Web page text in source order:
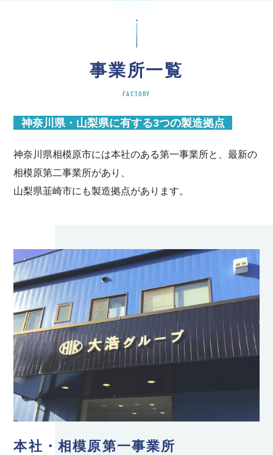
事業所一覧
FACTORY
神奈川県・山梨県に有する3つの製造拠点
神奈川県相模原市には本社のある第一事業所と、最新の
相模原第二事業所があり、
山梨県韮崎市にも製造拠点があります。
本社・相模原第一事業所